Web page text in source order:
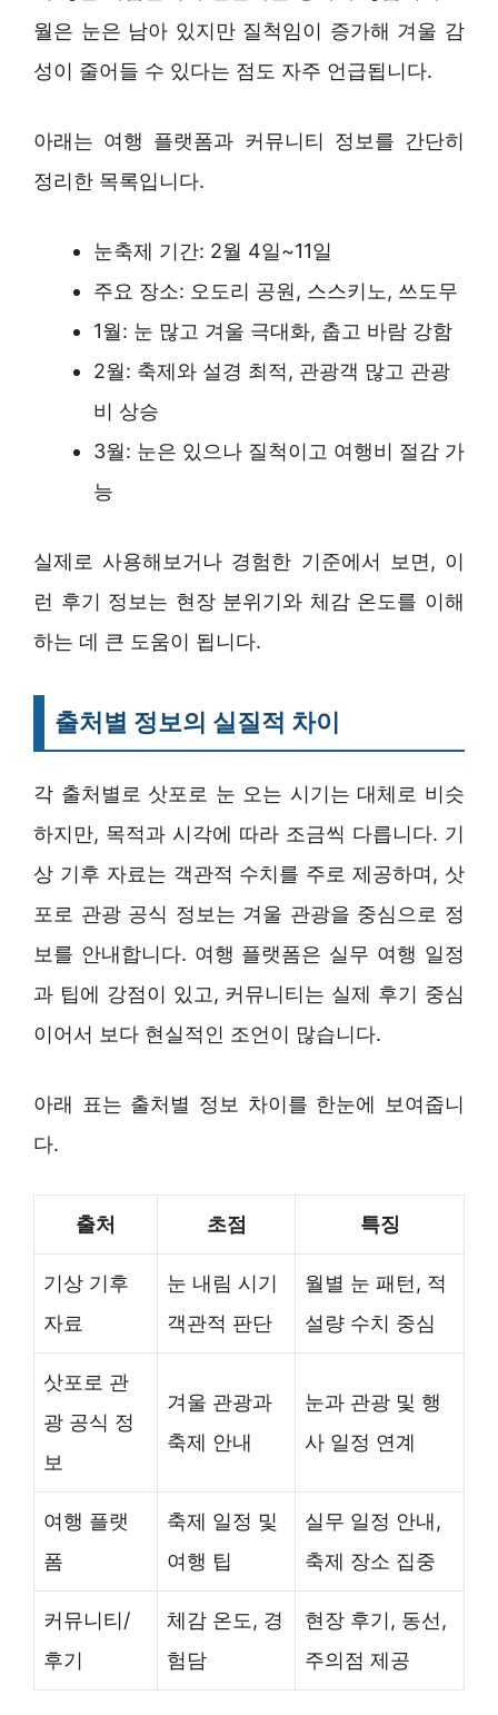
월은 눈은 남아 있지만 질척임이 증가해 겨울 감
성이 줄어들 수 있다는 점도 자주 언급됩니다.
아래는 여행 플랫폼과 커뮤니티 정보를 간단히
정리한 목록입니다.
눈축제 기간: 2월 4일~11일
주요 장소: 오도리 공원, 스스키노, 쓰도무
1월: 눈 많고 겨울 극대화, 춥고 바람 강함
2월: 축제와 설경 최적, 관광객 많고 관광
비 상승
3월: 눈은 있으나 질척이고 여행비 절감 가
능
실제로 사용해보거나 경험한 기준에서 보면, 이
런 후기 정보는 현장 분위기와 체감 온도를 이해
하는 데 큰 도움이 됩니다.
출처별 정보의 실질적 차이
각 출처별로 삿포로 눈 오는 시기는 대체로 비슷
하지만, 목적과 시각에 따라 조금씩 다릅니다. 기
상 기후 자료는 객관적 수치를 주로 제공하며, 삿
포로 관광 공식 정보는 겨울 관광을 중심으로 정
보를 안내합니다. 여행 플랫폼은 실무 여행 일정
과 팁에 강점이 있고, 커뮤니티는 실제 후기 중심
이어서 보다 현실적인 조언이 많습니다.
아래 표는 출처별 정보 차이를 한눈에 보여줍니
다.
출처 초점 특징
기상 기후
자료
눈 내림 시기
객관적 판단
월별 눈 패턴, 적
설량 수치 중심
삿포로 관
광 공식 정
보
겨울 관광과
축제 안내
눈과 관광 및 행
사 일정 연계
여행 플랫
폼
축제 일정 및
여행 팁
실무 일정 안내,
축제 장소 집중
커뮤니티/
후기
체감 온도, 경
험담
현장 후기, 동선,
주의점 제공